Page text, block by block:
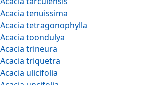
Acacia tenuissima
Acacia tetragonophylla
Acacia toondulya
Acacia trineura
Acacia triquetra
Acacia ulicifolia